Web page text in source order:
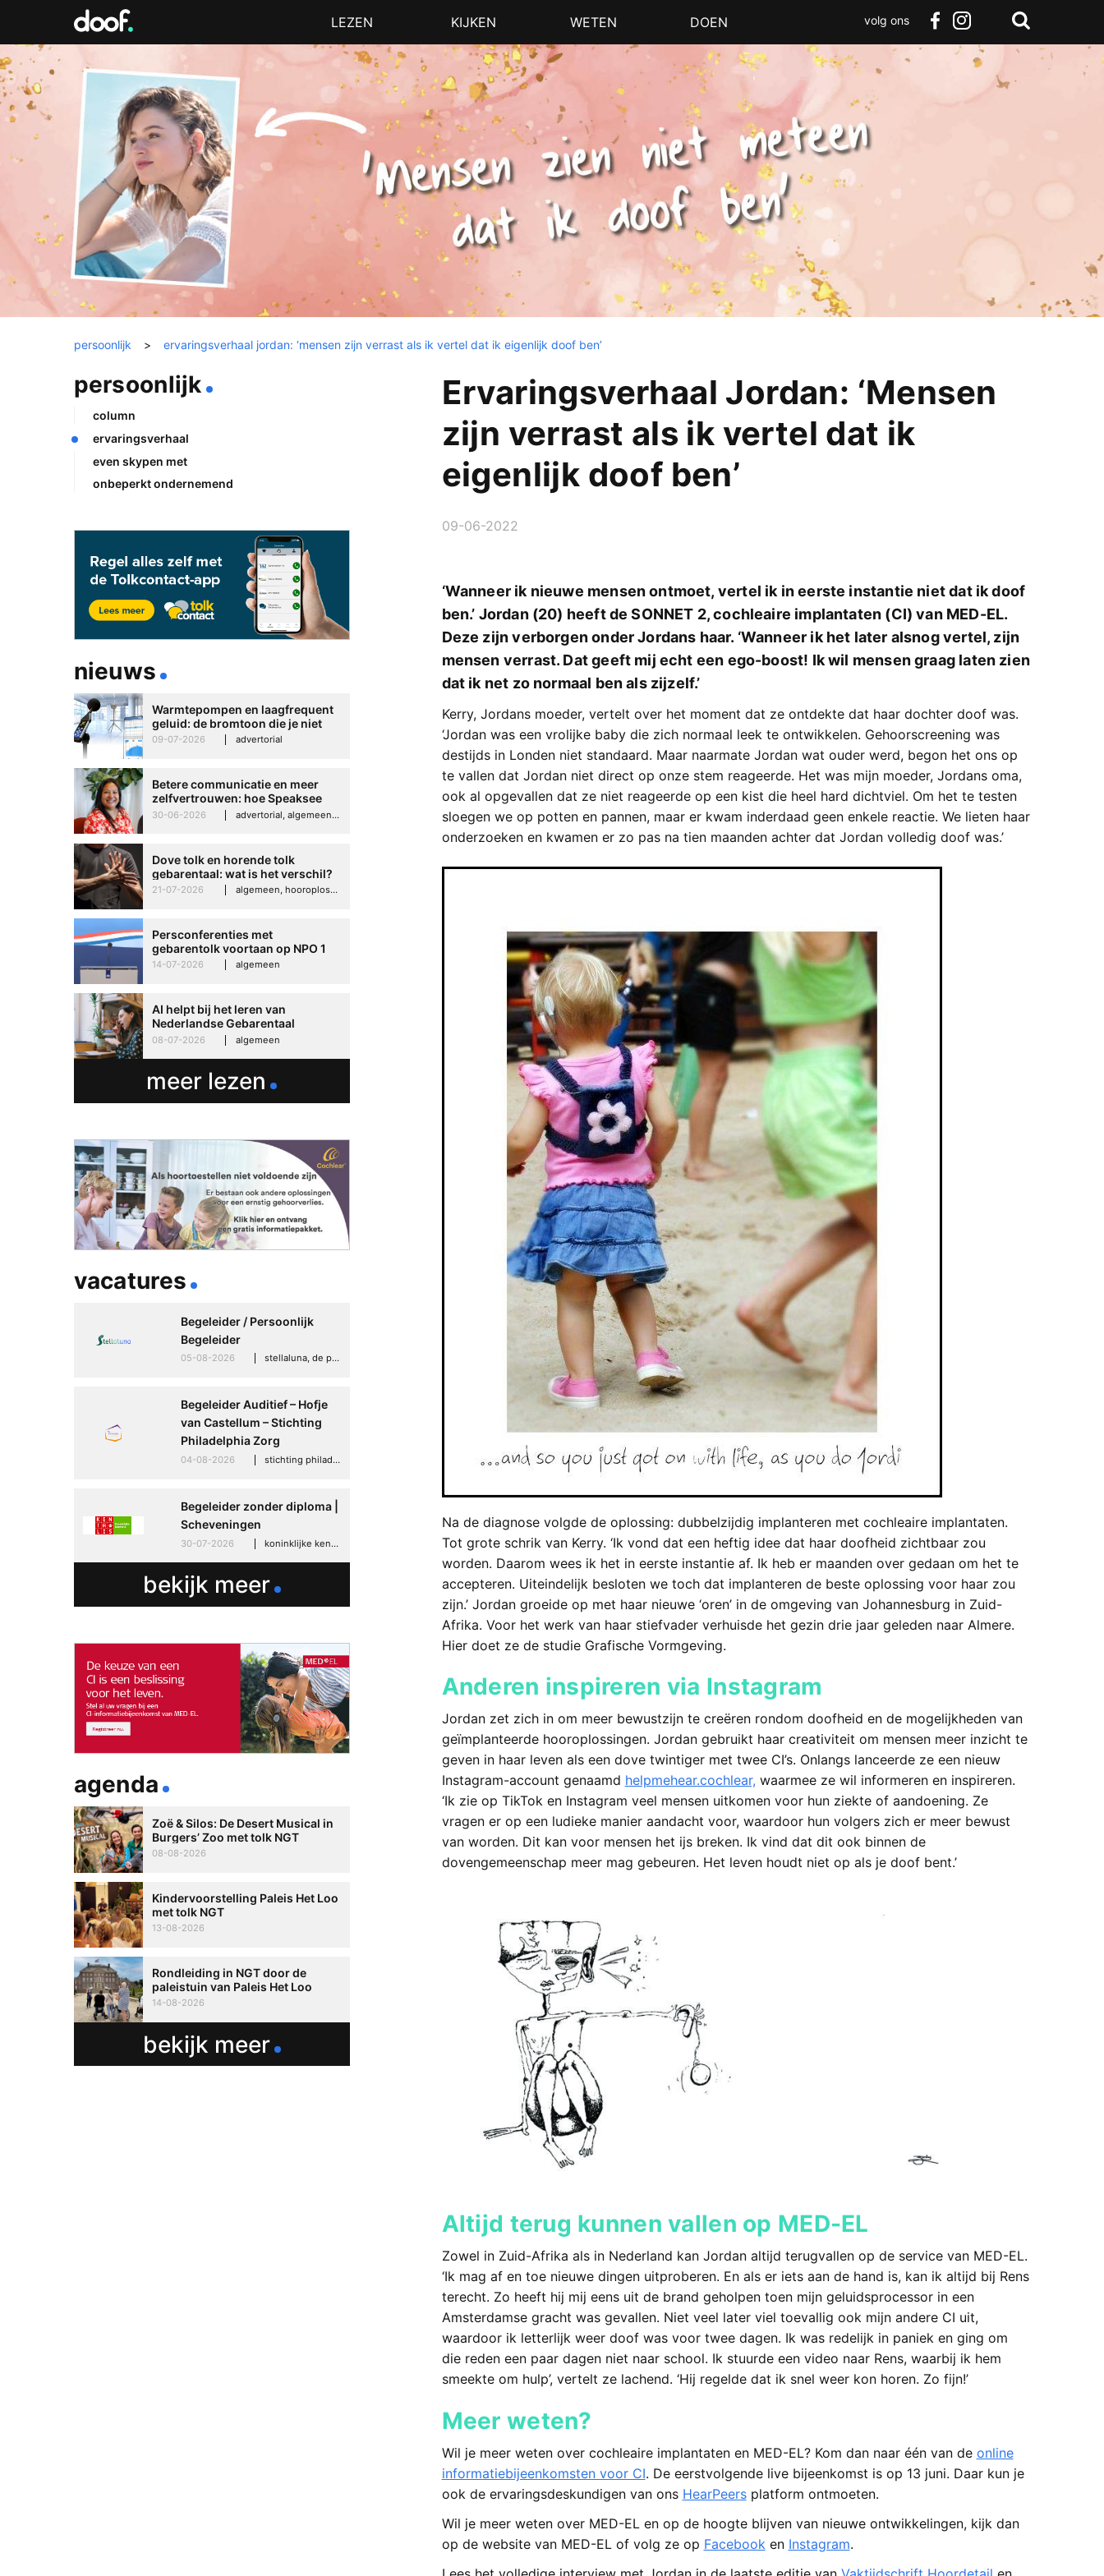
MenuLEZEN KIJKEN WETEN DOEN
volg ons
persoonlijk > ervaringsverhaal jordan: ‘mensen zijn verrast als ik vertel dat ik eigenlijk doof ben’
Ervaringsverhaal Jordan: ‘Mensen
zijn verrast als ik vertel dat ik
eigenlijk doof ben’
09-06-2022
‘Wanneer ik nieuwe mensen ontmoet, vertel ik in eerste instantie niet dat ik doof
ben.’ Jordan (20) heeft de SONNET 2, cochleaire implantaten (CI) van MED-EL.
Deze zijn verborgen onder Jordans haar. ‘Wanneer ik het later alsnog vertel, zijn
mensen verrast. Dat geeft mij echt een ego-boost! Ik wil mensen graag laten zien
dat ik net zo normaal ben als zijzelf.’
Kerry, Jordans moeder, vertelt over het moment dat ze ontdekte dat haar dochter doof was.
‘Jordan was een vrolijke baby die zich normaal leek te ontwikkelen. Gehoorscreening was
destijds in Londen niet standaard. Maar naarmate Jordan wat ouder werd, begon het ons op
te vallen dat Jordan niet direct op onze stem reageerde. Het was mijn moeder, Jordans oma,
ook al opgevallen dat ze niet reageerde op een kist die heel hard dichtviel. Om het te testen
sloegen we op potten en pannen, maar er kwam inderdaad geen enkele reactie. We lieten haar
onderzoeken en kwamen er zo pas na tien maanden achter dat Jordan volledig doof was.’
Na de diagnose volgde de oplossing: dubbelzijdig implanteren met cochleaire implantaten.
Tot grote schrik van Kerry. ‘Ik vond dat een heftig idee dat haar doofheid zichtbaar zou
worden. Daarom wees ik het in eerste instantie af. Ik heb er maanden over gedaan om het te
accepteren. Uiteindelijk besloten we toch dat implanteren de beste oplossing voor haar zou
zijn.’ Jordan groeide op met haar nieuwe ‘oren’ in de omgeving van Johannesburg in Zuid-
Afrika. Voor het werk van haar stiefvader verhuisde het gezin drie jaar geleden naar Almere.
Hier doet ze de studie Grafische Vormgeving.
Anderen inspireren via Instagram
Jordan zet zich in om meer bewustzijn te creëren rondom doofheid en de mogelijkheden van
geïmplanteerde hooroplossingen. Jordan gebruikt haar creativiteit om mensen meer inzicht te
geven in haar leven als een dove twintiger met twee CI’s. Onlangs lanceerde ze een nieuw
Instagram-account genaamd helpmehear.cochlear, waarmee ze wil informeren en inspireren.
‘Ik zie op TikTok en Instagram veel mensen uitkomen voor hun ziekte of aandoening. Ze
vragen er op een ludieke manier aandacht voor, waardoor hun volgers zich er meer bewust
van worden. Dit kan voor mensen het ijs breken. Ik vind dat dit ook binnen de
dovengemeenschap meer mag gebeuren. Het leven houdt niet op als je doof bent.’
Altijd terug kunnen vallen op MED-EL
Zowel in Zuid-Afrika als in Nederland kan Jordan altijd terugvallen op de service van MED-EL.
‘Ik mag af en toe nieuwe dingen uitproberen. En als er iets aan de hand is, kan ik altijd bij Rens
terecht. Zo heeft hij mij eens uit de brand geholpen toen mijn geluidsprocessor in een
Amsterdamse gracht was gevallen. Niet veel later viel toevallig ook mijn andere CI uit,
waardoor ik letterlijk weer doof was voor twee dagen. Ik was redelijk in paniek en ging om
die reden een paar dagen niet naar school. Ik stuurde een video naar Rens, waarbij ik hem
smeekte om hulp’, vertelt ze lachend. ‘Hij regelde dat ik snel weer kon horen. Zo fijn!’
Meer weten?
Wil je meer weten over cochleaire implantaten en MED-EL? Kom dan naar één van de online
informatiebijeenkomsten voor CI. De eerstvolgende live bijeenkomst is op 13 juni. Daar kun je
ook de ervaringsdeskundigen van ons HearPeersplatform ontmoeten.
Wil je meer weten over MED-EL en op de hoogte blijven van nieuwe ontwikkelingen, kijk dan
op de website van MED-EL of volg ze op Facebooken Instagram.
persoonlijk
column
ervaringsverhaal
even skypen met
onbeperkt ondernemend
nieuws
Warmtepompen en laagfrequent
geluid: de bromtoon die je niet
kunt negeren
09-07-2026 advertorial
Betere communicatie en meer
zelfvertrouwen: hoe Speaksee
Imelda helpt om te groeien in
30-06-2026 advertorial, algemeen, hooroplossingen, interview
Dove tolk en horende tolk
gebarentaal: wat is het verschil?
21-07-2026 algemeen, hooroplossingen, hoorproblemen, samenleving & maatschappij
Persconferenties met
gebarentolk voortaan op NPO 1
Extra
14-07-2026 algemeen
AI helpt bij het leren van
Nederlandse Gebarentaal
08-07-2026 algemeen
meer lezen
vacatures
Begeleider / Persoonlijk
Begeleider
05-08-2026 stellaluna, de punt (drenthe)
Begeleider Auditief – Hofje
van Castellum – Stichting
Philadelphia Zorg
04-08-2026 stichting philadelphia zorg, den haag
Begeleider zonder diploma |
Scheveningen
30-07-2026 koninklijke kentalis, scheveningen
bekijk meer
agenda
Zoë & Silos: De Desert Musical in
Burgers’ Zoo met tolk NGT
08-08-2026
Kindervoorstelling Paleis Het Loo
met tolk NGT
13-08-2026
Rondleiding in NGT door de
paleistuin van Paleis Het Loo
14-08-2026
bekijk meer
Doof.nl
Zoeken
Terug
naar
boven